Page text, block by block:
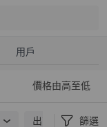
用戶
價格由高至低
出貨地點 篩選